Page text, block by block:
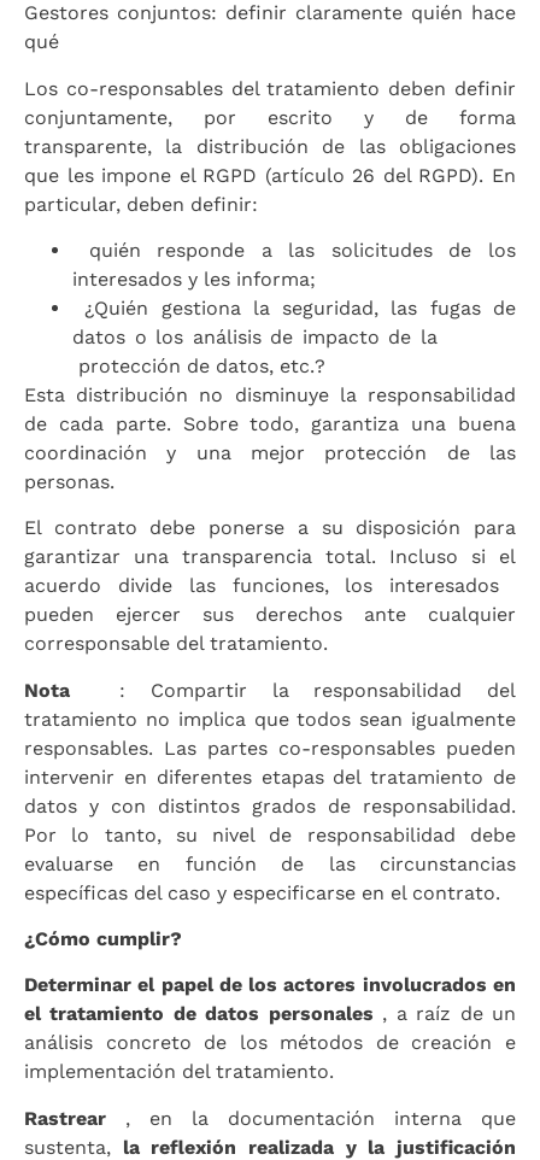
Gestores conjuntos: definir claramente quién hace
qué
Los co-responsables del tratamiento deben definir
conjuntamente, por escrito y de forma
transparente, la distribución de las obligaciones
que les impone el RGPD (artículo 26 del RGPD). En
particular, deben definir:
quién responde a las solicitudes de los
interesados ​​y les informa;
¿Quién gestiona la seguridad, las fugas de
datos o los análisis de impacto de la
protección de datos, etc.?
Esta distribución no disminuye la responsabilidad
de cada parte. Sobre todo, garantiza una buena
coordinación y una mejor protección de las
personas.
El contrato debe ponerse a su disposición para
garantizar una transparencia total. Incluso si el
acuerdo divide las funciones, los interesados ​​
pueden ejercer sus derechos ante cualquier
corresponsable del tratamiento.
Nota
: Compartir la responsabilidad del
tratamiento no implica que todos sean igualmente
responsables. Las partes co-responsables pueden
intervenir en diferentes etapas del tratamiento de
datos y con distintos grados de responsabilidad.
Por lo tanto, su nivel de responsabilidad debe
evaluarse en función de las circunstancias
específicas del caso y especificarse en el contrato.
¿Cómo cumplir?
Determinar el papel de los actores involucrados en
el tratamiento de datos personales , a raíz de un
análisis concreto de los métodos de creación e
implementación del tratamiento.
Rastrear , en la documentación interna que
sustenta, la reflexión realizada y la justificación